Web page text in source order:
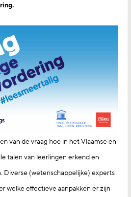
van de vraag hoe in het Vlaamse en
talen van leerlingen erkend en
Diverse (wetenschappelijke) experts
welke effectieve aanpakken er zijn